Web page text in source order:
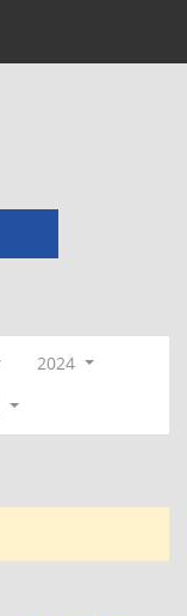
2024